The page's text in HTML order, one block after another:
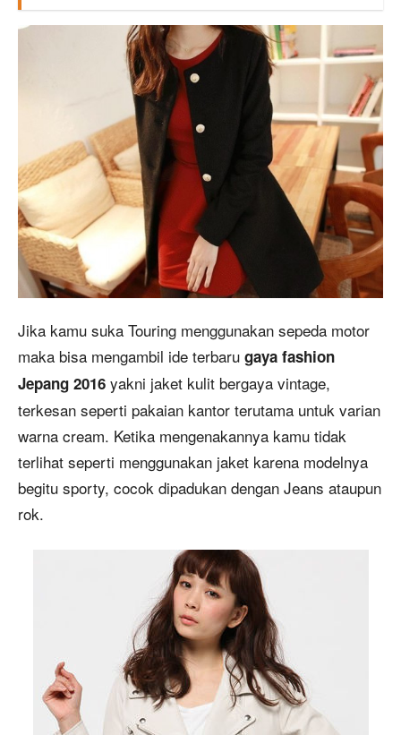
Jika kamu suka Touring menggunakan sepeda motor
maka bisa mengambil ide terbaru gaya fashion
Jepang 2016 yakni jaket kulit bergaya vintage,
terkesan seperti pakaian kantor terutama untuk varian
warna cream. Ketika mengenakannya kamu tidak
terlihat seperti menggunakan jaket karena modelnya
begitu sporty, cocok dipadukan dengan Jeans ataupun
rok.